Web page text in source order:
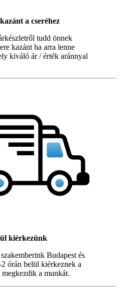
a cseréhez
tudd önnek
kazánt ha arra lenne
kiváló ár / érték aránnyal
kiérkezünk
Budapest és
órán belül kiérkeznek a
megkezdik a munkát.